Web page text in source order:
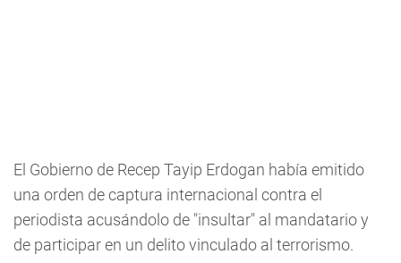
El Gobierno de Recep Tayip Erdogan había emitido
una orden de captura internacional contra el
periodista acusándolo de "insultar" al mandatario y
de participar en un delito vinculado al terrorismo.